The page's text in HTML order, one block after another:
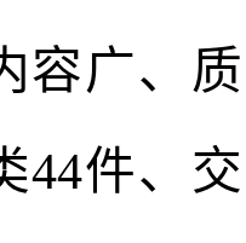
容广、
44件、